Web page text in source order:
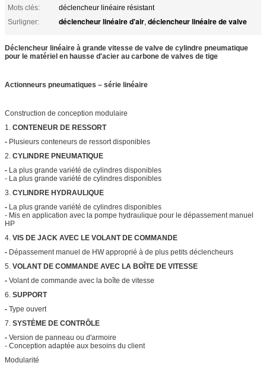
Mots clés:
déclencheur linéaire résistant
Surligner:
déclencheur linéaire d'air, déclencheur linéaire de valve
Déclencheur linéaire à grande vitesse de valve de cylindre pneumatique
pour le matériel en hausse d'acier au carbone de valves de tige
Actionneurs pneumatiques – série linéaire
Construction de conception modulaire
1. CONTENEUR DE RESSORT
- Plusieurs conteneurs de ressort disponibles
2. CYLINDRE PNEUMATIQUE
- La plus grande variété de cylindres disponibles
- La plus grande variété de cylindres disponibles
3. CYLINDRE HYDRAULIQUE
- La plus grande variété de cylindres disponibles
- Mis en application avec la pompe hydraulique pour le dépassement manuel
HP
4. VIS DE JACK AVEC LE VOLANT DE COMMANDE
- Dépassement manuel de HW approprié à de plus petits déclencheurs
5. VOLANT DE COMMANDE AVEC LA BOÎTE DE VITESSE
- Volant de commande avec la boîte de vitesse
6. SUPPORT
- Type ouvert
7. SYSTÈME DE CONTRÔLE
- Version de panneau ou d'armoire
- Conception adaptée aux besoins du client
Modularité